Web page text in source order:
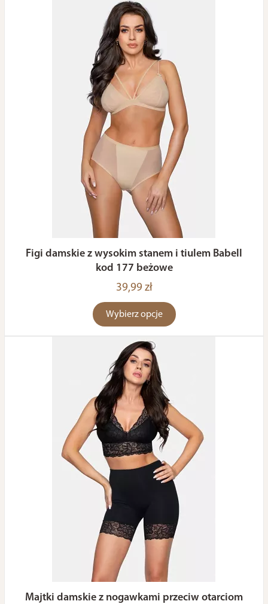
Figi damskie z wysokim stanem i tiulem Babell
kod 177 beżowe
39,99 zł
Wybierz opcje
Majtki damskie z nogawkami przeciw otarciom